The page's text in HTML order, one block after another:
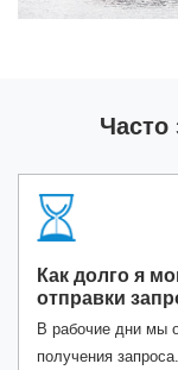
Как долго я
отправки
В рабочие дни мы
получения запроса.